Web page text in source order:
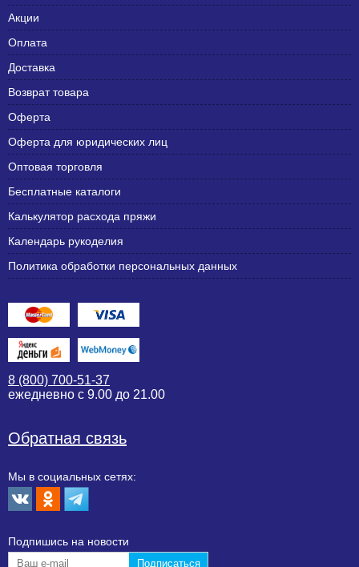
Акции
Оплата
Доставка
Возврат товара
Оферта
Оферта для юридических лиц
Оптовая торговля
Бесплатные каталоги
Калькулятор расхода пряжи
Календарь рукоделия
Политика обработки персональных данных
8 (800) 700-51-37
ежедневно с 9.00 до 21.00
Обратная связь
Мы в социальных сетях:
Подпишиcь на новости